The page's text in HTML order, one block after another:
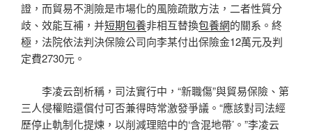
證，而貿易不測險是市場化的風險疏散方法，二者性質分
歧、效能互補，并短期包養非相互替換包養網的關系。終
極，法院依法判決保險公司向李某付出保險金12萬元及判
定費2730元。
李凌云剖析稱，司法實行中，“新職傷”與貿易保險、第
三人侵權賠還償付可否兼得時常激發爭議。“應該對司法經
歷停止軌制化提煉，以削減理賠中的‘含混地帶’。”李凌云